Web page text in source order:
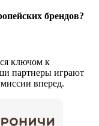
брендов?
ключом к
партнеры играют
вперед.